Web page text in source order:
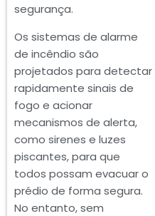
segurança.
Os sistemas de alarme
de incêndio são
projetados para detectar
rapidamente sinais de
fogo e acionar
mecanismos de alerta,
como sirenes e luzes
piscantes, para que
todos possam evacuar o
prédio de forma segura.
No entanto, sem